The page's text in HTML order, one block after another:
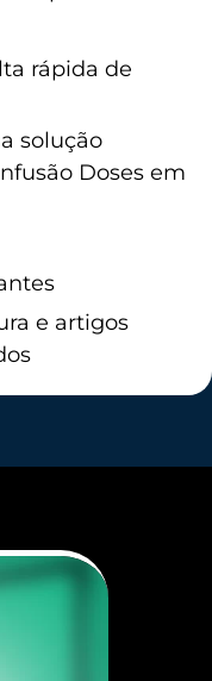
rápida de
solução
Doses em
e artigos